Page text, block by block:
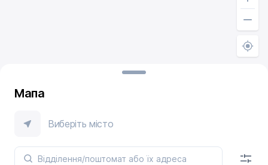
Мапа
Виберіть місто